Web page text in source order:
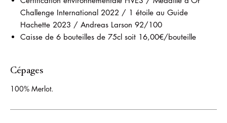
Challenge International 2022 / 1 étoile au Guide
Hachette 2023 / Andreas Larson 92/100
Caisse de 6 bouteilles de 75cl soit 16,00€/bouteille
Cépages
100% Merlot.